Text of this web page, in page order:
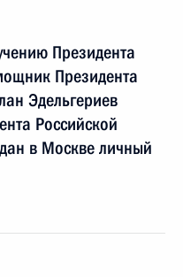
Президента
Президента
Эдельгериев
Российской
в Москве личный